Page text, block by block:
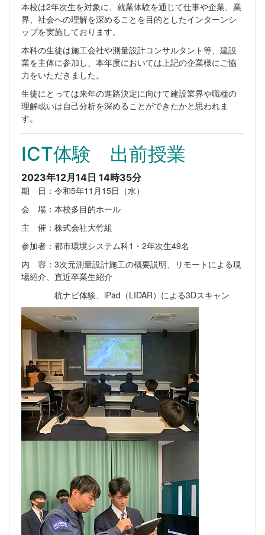
本校は2年次生を対象に、就業体験を通じて仕事や企業、業
界、社会への理解を深めることを目的としたインターンシ
ップを実施しております。
本科の生徒は施工会社や測量設計コンサルタント等、建設
業を主体に参加し、本年度においては上記の企業様にご協
力をいただきました。
生徒にとっては来年の進路決定に向けて建設業界や職種の
理解或いは自己分析を深めることができたかと思われま
す。
ICT体験 出前授業
2023年12月14日 14時35分
期 日：令和5年11月15日（水）
会 場：本校多目的ホール
主 催：株式会社大竹組
参加者：都市環境システム科1・2年次生49名
内 容：3次元測量設計施工の概要説明、リモートによる現
場紹介、直近卒業生紹介
杭ナビ体験、iPad（LIDAR）による3Dスキャン